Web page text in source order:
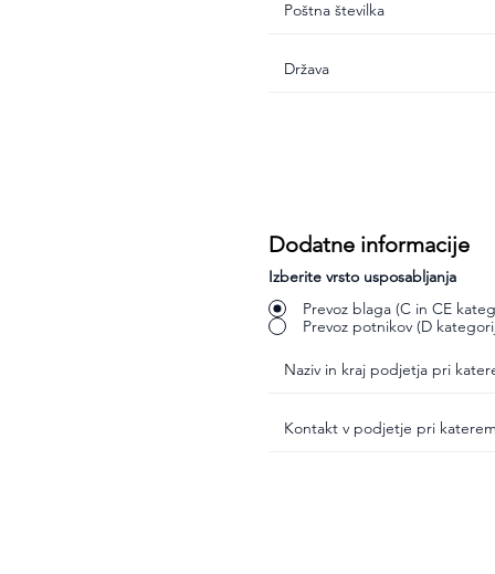
Dodatne informacije
Izberite vrsto usposabljanja
Prevoz blaga (C in CE
Prevoz potnikov (D